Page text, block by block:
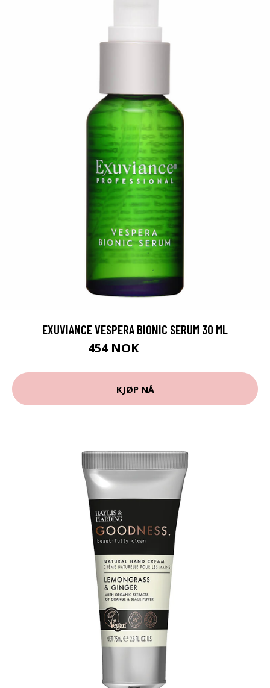
EXUVIANCE VESPERA BIONIC SERUM 30 ML
454 NOK
KJØP NÅ